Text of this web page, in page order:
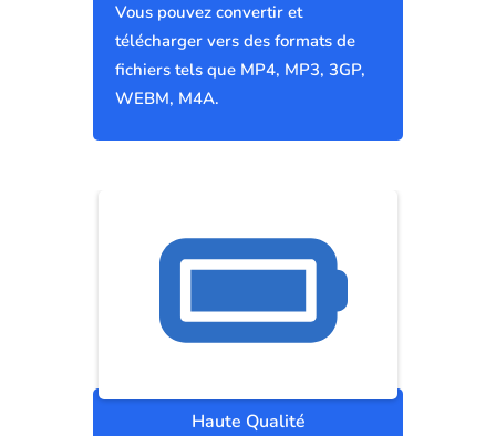
Vous pouvez convertir et
télécharger vers des formats de
fichiers tels que MP4, MP3, 3GP,
WEBM, M4A.
Haute Qualité